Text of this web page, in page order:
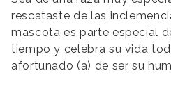
rescataste de las
mascota es parte especial
tiempo y celebra su vida
afortunado (a) de ser su